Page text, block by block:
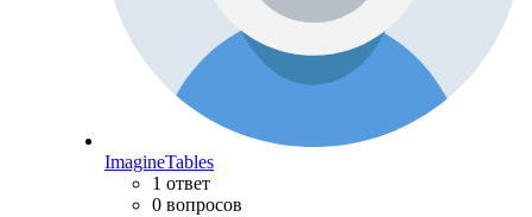
ImagineTables
1 ответ
0 вопросов